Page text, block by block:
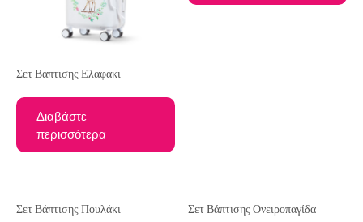
Σετ Βάπτισης Ελαφάκι
Διαβάστε
περισσότερα
Σετ Βάπτισης Πουλάκι Σετ Βάπτισης Ονειροπαγίδα